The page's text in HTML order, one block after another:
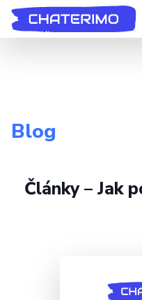
Blog
Články – Jak
Chaterimo
GenAI chatbot pro